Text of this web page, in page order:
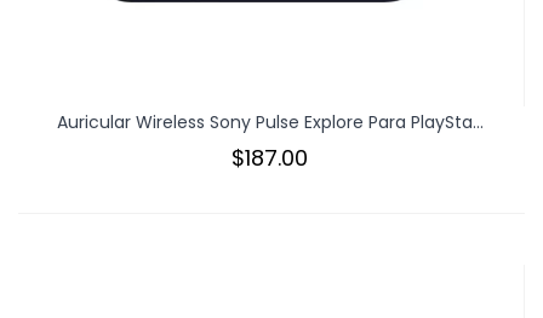
Auricular Wireless Sony Pulse Explore Para PlaySta...
$187.00